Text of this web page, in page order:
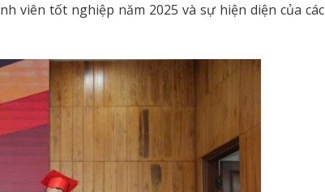
viên tốt nghiệp năm 2025 và sự hiện diện của các